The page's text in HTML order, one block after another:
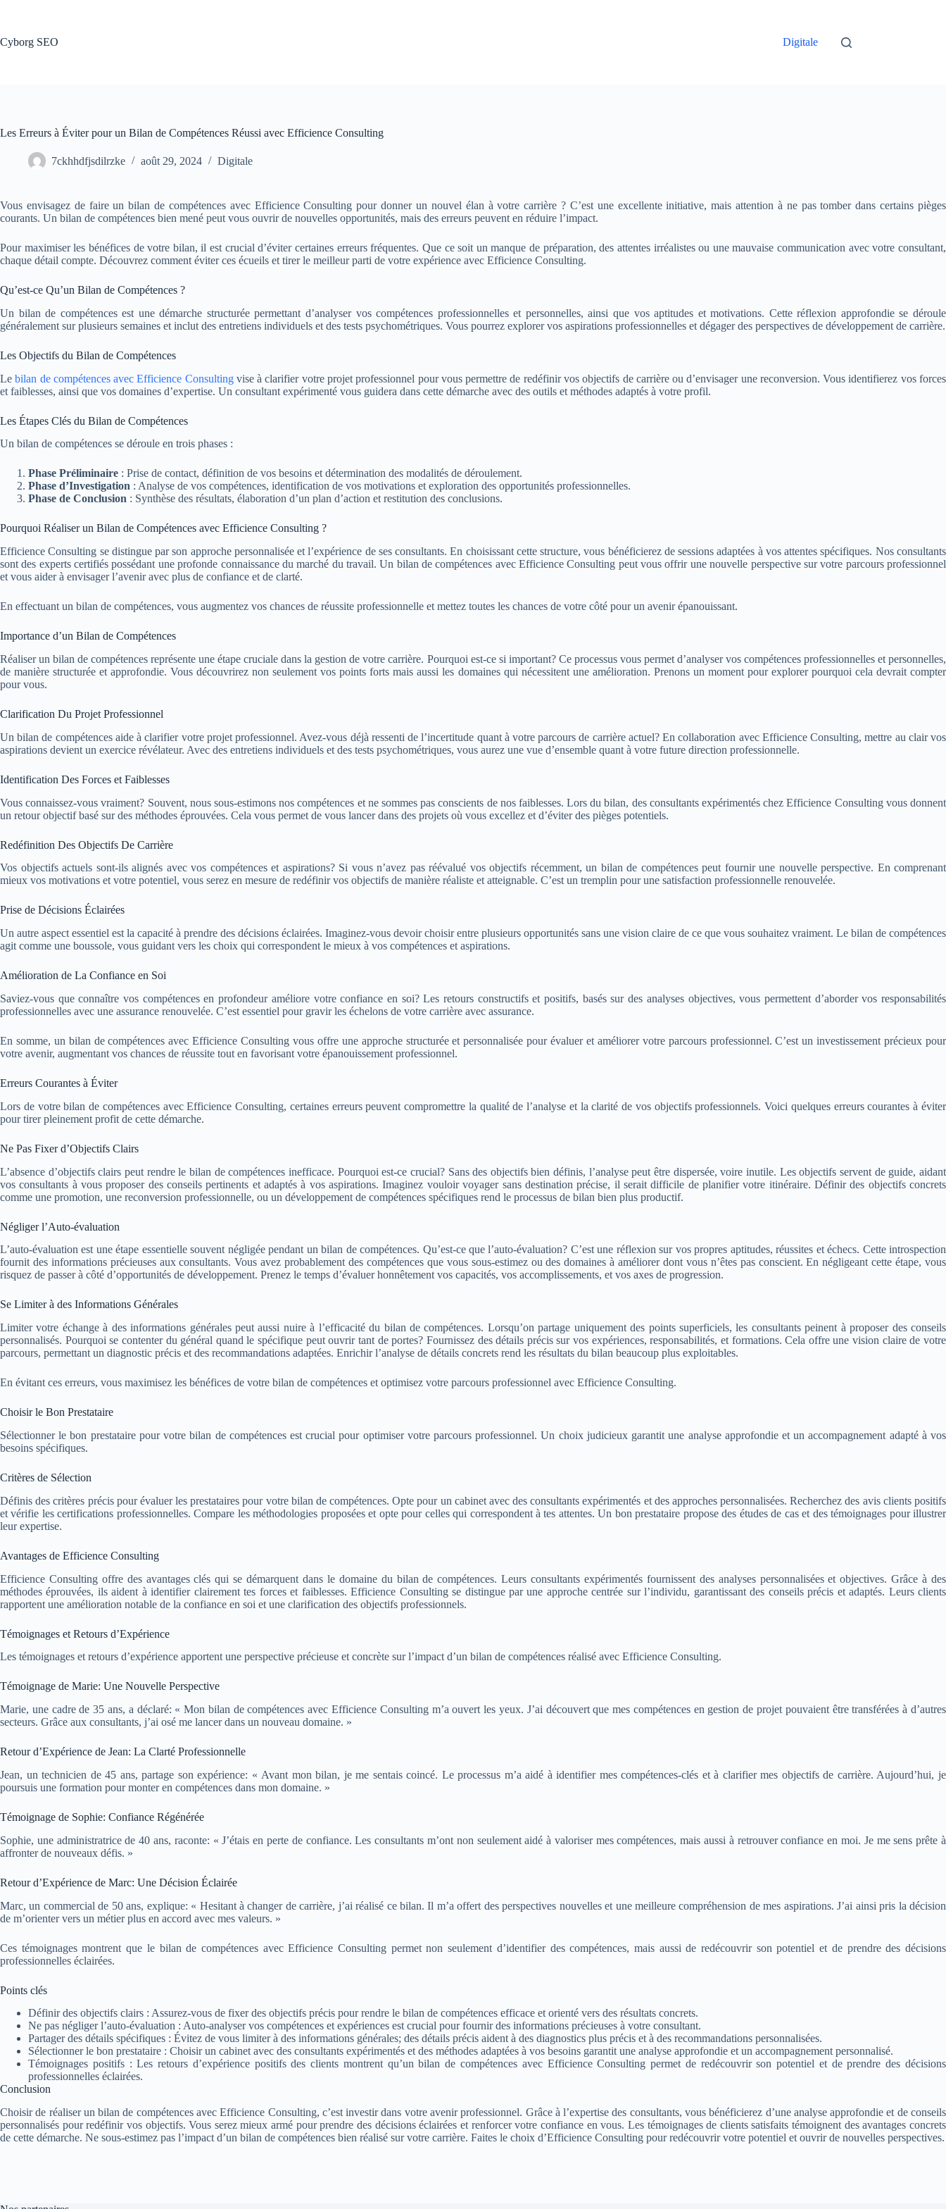
Cyborg SEO
Digitale
Les Erreurs à Éviter pour un Bilan de Compétences Réussi avec Efficience Consulting
7ckhhdfjsdilrzke août 29, 2024 Digitale
Vous envisagez de faire un bilan de compétences avec Efficience Consulting pour donner un nouvel élan à votre carrière ? C’est une excellente initiative, mais attention à ne pas tomber dans certains pièges
courants. Un bilan de compétences bien mené peut vous ouvrir de nouvelles opportunités, mais des erreurs peuvent en réduire l’impact.
Pour maximiser les bénéfices de votre bilan, il est crucial d’éviter certaines erreurs fréquentes. Que ce soit un manque de préparation, des attentes irréalistes ou une mauvaise communication avec votre consultant,
chaque détail compte. Découvrez comment éviter ces écueils et tirer le meilleur parti de votre expérience avec Efficience Consulting.
Qu’est-ce Qu’un Bilan de Compétences ?
Un bilan de compétences est une démarche structurée permettant d’analyser vos compétences professionnelles et personnelles, ainsi que vos aptitudes et motivations. Cette réflexion approfondie se déroule
généralement sur plusieurs semaines et inclut des entretiens individuels et des tests psychométriques. Vous pourrez explorer vos aspirations professionnelles et dégager des perspectives de développement de carrière.
Les Objectifs du Bilan de Compétences
Lebilan de compétences avec Efficience Consultingvise à clarifier votre projet professionnel pour vous permettre de redéfinir vos objectifs de carrière ou d’envisager une reconversion. Vous identifierez vos forces
et faiblesses, ainsi que vos domaines d’expertise. Un consultant expérimenté vous guidera dans cette démarche avec des outils et méthodes adaptés à votre profil.
Les Étapes Clés du Bilan de Compétences
Un bilan de compétences se déroule en trois phases :
Phase Préliminaire : Prise de contact, définition de vos besoins et détermination des modalités de déroulement.
Phase d’Investigation : Analyse de vos compétences, identification de vos motivations et exploration des opportunités professionnelles.
Phase de Conclusion : Synthèse des résultats, élaboration d’un plan d’action et restitution des conclusions.
Pourquoi Réaliser un Bilan de Compétences avec Efficience Consulting ?
Efficience Consulting se distingue par son approche personnalisée et l’expérience de ses consultants. En choisissant cette structure, vous bénéficierez de sessions adaptées à vos attentes spécifiques. Nos consultants
sont des experts certifiés possédant une profonde connaissance du marché du travail. Un bilan de compétences avec Efficience Consulting peut vous offrir une nouvelle perspective sur votre parcours professionnel
et vous aider à envisager l’avenir avec plus de confiance et de clarté.
En effectuant un bilan de compétences, vous augmentez vos chances de réussite professionnelle et mettez toutes les chances de votre côté pour un avenir épanouissant.
Importance d’un Bilan de Compétences
Réaliser un bilan de compétences représente une étape cruciale dans la gestion de votre carrière. Pourquoi est-ce si important? Ce processus vous permet d’analyser vos compétences professionnelles et personnelles,
de manière structurée et approfondie. Vous découvrirez non seulement vos points forts mais aussi les domaines qui nécessitent une amélioration. Prenons un moment pour explorer pourquoi cela devrait compter
pour vous.
Clarification Du Projet Professionnel
Un bilan de compétences aide à clarifier votre projet professionnel. Avez-vous déjà ressenti de l’incertitude quant à votre parcours de carrière actuel? En collaboration avec Efficience Consulting, mettre au clair vos
aspirations devient un exercice révélateur. Avec des entretiens individuels et des tests psychométriques, vous aurez une vue d’ensemble quant à votre future direction professionnelle.
Identification Des Forces et Faiblesses
Vous connaissez-vous vraiment? Souvent, nous sous-estimons nos compétences et ne sommes pas conscients de nos faiblesses. Lors du bilan, des consultants expérimentés chez Efficience Consulting vous donnent
un retour objectif basé sur des méthodes éprouvées. Cela vous permet de vous lancer dans des projets où vous excellez et d’éviter des pièges potentiels.
Redéfinition Des Objectifs De Carrière
Vos objectifs actuels sont-ils alignés avec vos compétences et aspirations? Si vous n’avez pas réévalué vos objectifs récemment, un bilan de compétences peut fournir une nouvelle perspective. En comprenant
mieux vos motivations et votre potentiel, vous serez en mesure de redéfinir vos objectifs de manière réaliste et atteignable. C’est un tremplin pour une satisfaction professionnelle renouvelée.
Prise de Décisions Éclairées
Un autre aspect essentiel est la capacité à prendre des décisions éclairées. Imaginez-vous devoir choisir entre plusieurs opportunités sans une vision claire de ce que vous souhaitez vraiment. Le bilan de compétences
agit comme une boussole, vous guidant vers les choix qui correspondent le mieux à vos compétences et aspirations.
Amélioration de La Confiance en Soi
Saviez-vous que connaître vos compétences en profondeur améliore votre confiance en soi? Les retours constructifs et positifs, basés sur des analyses objectives, vous permettent d’aborder vos responsabilités
professionnelles avec une assurance renouvelée. C’est essentiel pour gravir les échelons de votre carrière avec assurance.
En somme, un bilan de compétences avec Efficience Consulting vous offre une approche structurée et personnalisée pour évaluer et améliorer votre parcours professionnel. C’est un investissement précieux pour
votre avenir, augmentant vos chances de réussite tout en favorisant votre épanouissement professionnel.
Erreurs Courantes à Éviter
Lors de votre bilan de compétences avec Efficience Consulting, certaines erreurs peuvent compromettre la qualité de l’analyse et la clarité de vos objectifs professionnels. Voici quelques erreurs courantes à éviter
pour tirer pleinement profit de cette démarche.
Ne Pas Fixer d’Objectifs Clairs
L’absence d’objectifs clairs peut rendre le bilan de compétences inefficace. Pourquoi est-ce crucial? Sans des objectifs bien définis, l’analyse peut être dispersée, voire inutile. Les objectifs servent de guide, aidant
vos consultants à vous proposer des conseils pertinents et adaptés à vos aspirations. Imaginez vouloir voyager sans destination précise, il serait difficile de planifier votre itinéraire. Définir des objectifs concrets
comme une promotion, une reconversion professionnelle, ou un développement de compétences spécifiques rend le processus de bilan bien plus productif.
Négliger l’Auto-évaluation
L’auto-évaluation est une étape essentielle souvent négligée pendant un bilan de compétences. Qu’est-ce que l’auto-évaluation? C’est une réflexion sur vos propres aptitudes, réussites et échecs. Cette introspection
fournit des informations précieuses aux consultants. Vous avez probablement des compétences que vous sous-estimez ou des domaines à améliorer dont vous n’êtes pas conscient. En négligeant cette étape, vous
risquez de passer à côté d’opportunités de développement. Prenez le temps d’évaluer honnêtement vos capacités, vos accomplissements, et vos axes de progression.
Se Limiter à des Informations Générales
Limiter votre échange à des informations générales peut aussi nuire à l’efficacité du bilan de compétences. Lorsqu’on partage uniquement des points superficiels, les consultants peinent à proposer des conseils
personnalisés. Pourquoi se contenter du général quand le spécifique peut ouvrir tant de portes? Fournissez des détails précis sur vos expériences, responsabilités, et formations. Cela offre une vision claire de votre
parcours, permettant un diagnostic précis et des recommandations adaptées. Enrichir l’analyse de détails concrets rend les résultats du bilan beaucoup plus exploitables.
En évitant ces erreurs, vous maximisez les bénéfices de votre bilan de compétences et optimisez votre parcours professionnel avec Efficience Consulting.
Choisir le Bon Prestataire
Sélectionner le bon prestataire pour votre bilan de compétences est crucial pour optimiser votre parcours professionnel. Un choix judicieux garantit une analyse approfondie et un accompagnement adapté à vos
besoins spécifiques.
Critères de Sélection
Définis des critères précis pour évaluer les prestataires pour votre bilan de compétences. Opte pour un cabinet avec des consultants expérimentés et des approches personnalisées. Recherchez des avis clients positifs
et vérifie les certifications professionnelles. Compare les méthodologies proposées et opte pour celles qui correspondent à tes attentes. Un bon prestataire propose des études de cas et des témoignages pour illustrer
leur expertise.
Avantages de Efficience Consulting
Efficience Consulting offre des avantages clés qui se démarquent dans le domaine du bilan de compétences. Leurs consultants expérimentés fournissent des analyses personnalisées et objectives. Grâce à des
méthodes éprouvées, ils aident à identifier clairement tes forces et faiblesses. Efficience Consulting se distingue par une approche centrée sur l’individu, garantissant des conseils précis et adaptés. Leurs clients
rapportent une amélioration notable de la confiance en soi et une clarification des objectifs professionnels.
Témoignages et Retours d’Expérience
Les témoignages et retours d’expérience apportent une perspective précieuse et concrète sur l’impact d’un bilan de compétences réalisé avec Efficience Consulting.
Témoignage de Marie: Une Nouvelle Perspective
Marie, une cadre de 35 ans, a déclaré: « Mon bilan de compétences avec Efficience Consulting m’a ouvert les yeux. J’ai découvert que mes compétences en gestion de projet pouvaient être transférées à d’autres
secteurs. Grâce aux consultants, j’ai osé me lancer dans un nouveau domaine. »
Retour d’Expérience de Jean: La Clarté Professionnelle
Jean, un technicien de 45 ans, partage son expérience: « Avant mon bilan, je me sentais coincé. Le processus m’a aidé à identifier mes compétences-clés et à clarifier mes objectifs de carrière. Aujourd’hui, je
poursuis une formation pour monter en compétences dans mon domaine. »
Témoignage de Sophie: Confiance Régénérée
Sophie, une administratrice de 40 ans, raconte: « J’étais en perte de confiance. Les consultants m’ont non seulement aidé à valoriser mes compétences, mais aussi à retrouver confiance en moi. Je me sens prête à
affronter de nouveaux défis. »
Retour d’Expérience de Marc: Une Décision Éclairée
Marc, un commercial de 50 ans, explique: « Hesitant à changer de carrière, j’ai réalisé ce bilan. Il m’a offert des perspectives nouvelles et une meilleure compréhension de mes aspirations. J’ai ainsi pris la décision
de m’orienter vers un métier plus en accord avec mes valeurs. »
Ces témoignages montrent que le bilan de compétences avec Efficience Consulting permet non seulement d’identifier des compétences, mais aussi de redécouvrir son potentiel et de prendre des décisions
professionnelles éclairées.
Points clés
Définir des objectifs clairs : Assurez-vous de fixer des objectifs précis pour rendre le bilan de compétences efficace et orienté vers des résultats concrets.
Ne pas négliger l’auto-évaluation : Auto-analyser vos compétences et expériences est crucial pour fournir des informations précieuses à votre consultant.
Partager des détails spécifiques : Évitez de vous limiter à des informations générales; des détails précis aident à des diagnostics plus précis et à des recommandations personnalisées.
Sélectionner le bon prestataire : Choisir un cabinet avec des consultants expérimentés et des méthodes adaptées à vos besoins garantit une analyse approfondie et un accompagnement personnalisé.
Témoignages positifs : Les retours d’expérience positifs des clients montrent qu’un bilan de compétences avec Efficience Consulting permet de redécouvrir son potentiel et de prendre des décisions
professionnelles éclairées.
Conclusion
Choisir de réaliser un bilan de compétences avec Efficience Consulting, c’est investir dans votre avenir professionnel. Grâce à l’expertise des consultants, vous bénéficierez d’une analyse approfondie et de conseils
personnalisés pour redéfinir vos objectifs. Vous serez mieux armé pour prendre des décisions éclairées et renforcer votre confiance en vous. Les témoignages de clients satisfaits témoignent des avantages concrets
de cette démarche. Ne sous-estimez pas l’impact d’un bilan de compétences bien réalisé sur votre carrière. Faites le choix d’Efficience Consulting pour redécouvrir votre potentiel et ouvrir de nouvelles perspectives.